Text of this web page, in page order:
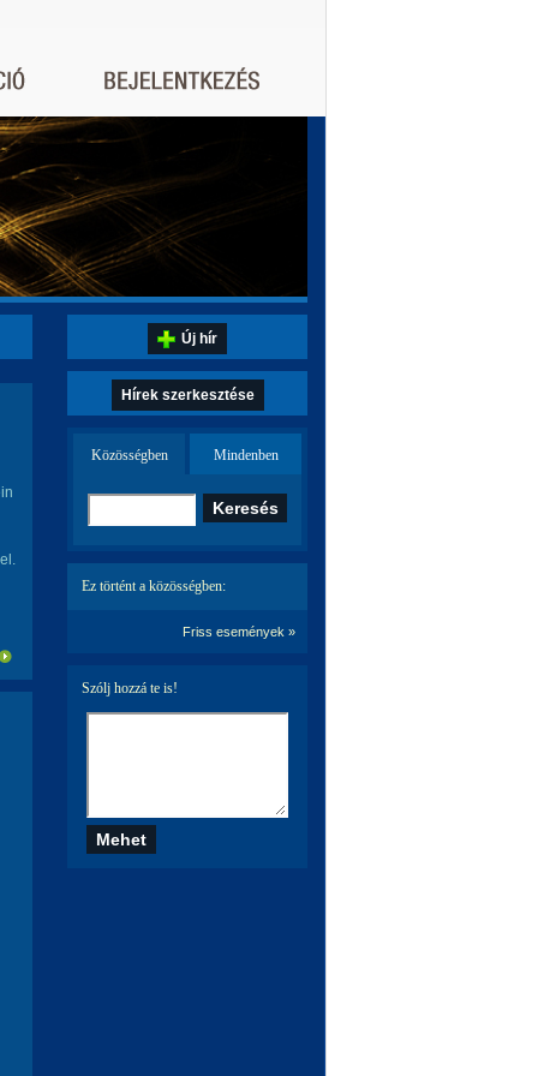
Új hír
Hírek szerkesztése
Közösségben Mindenben
Ez történt a közösségben:
Friss események »
Szólj hozzá te is!